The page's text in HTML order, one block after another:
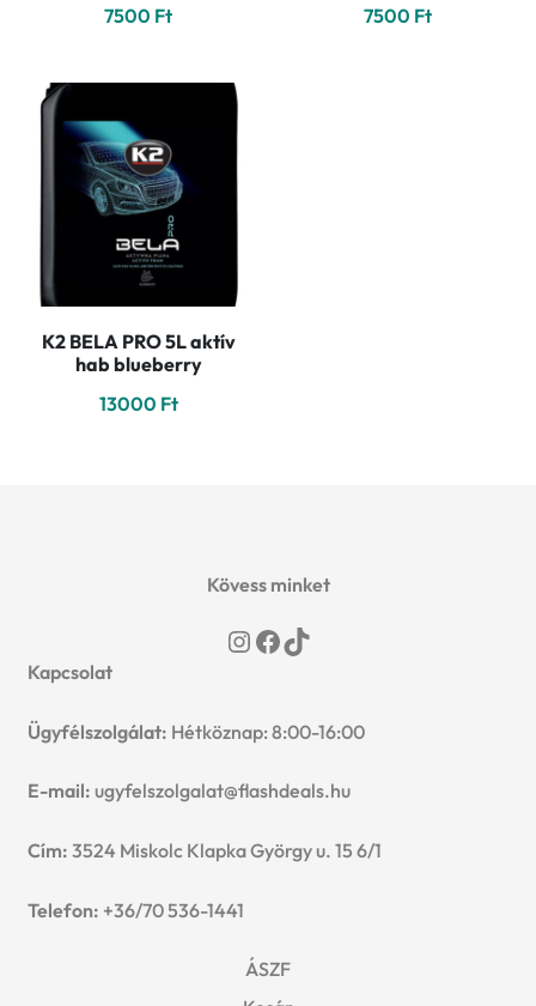
7500 Ft
7500 Ft
K2 BELA PRO 5L aktív
hab blueberry
13000 Ft
Kövess minket
Instagram
Facebook
TikTok
Kapcsolat
Ügyfélszolgálat: Hétköznap: 8:00-16:00
E-mail: ugyfelszolgalat@flashdeals.hu
Cím: 3524 Miskolc Klapka György u. 15 6/1
Telefon: +36/70 536-1441
ÁSZF